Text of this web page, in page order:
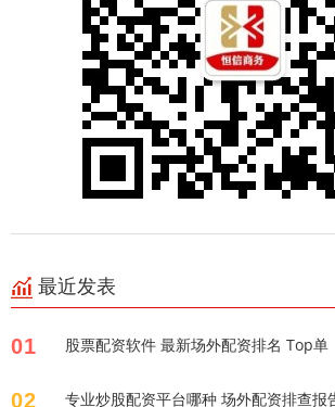
最近发表
01 股票配资软件 最新场外配资排名 Top单
02 专业炒股配资平台哪种 场外配资排查报